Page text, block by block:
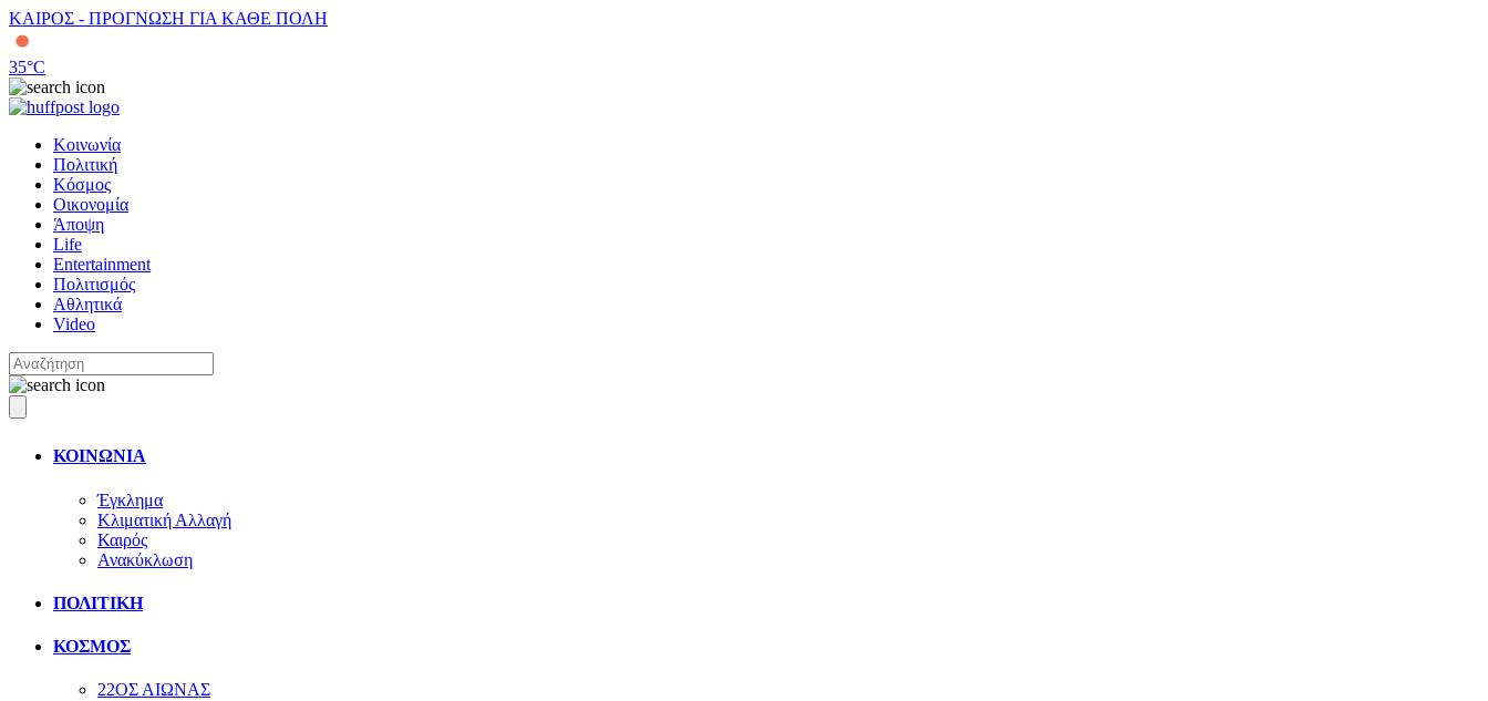
ΚΑΙΡΟΣ - ΠΡΟΓΝΩΣΗ ΓΙΑ ΚΑΘΕ ΠΟΛΗ
35°C
Κοινωνία
Πολιτική
Κόσμος
Οικονομία
Άποψη
Life
Entertainment
Πολιτισμός
Αθλητικά
Video
ΚΟΙΝΩΝΙΑ
Έγκλημα
Κλιματική Αλλαγή
Καιρός
Ανακύκλωση
ΠΟΛΙΤΙΚΗ
ΚΟΣΜΟΣ
22ΟΣ ΑΙΩΝΑΣ